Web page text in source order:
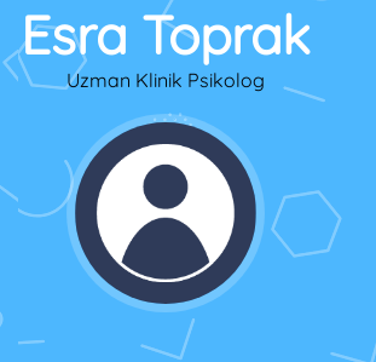
Esra Toprak
Uzman Klinik Psikolog